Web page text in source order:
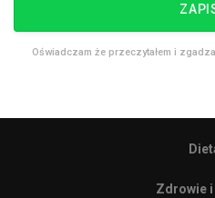
Oświadczam że przeczytałem i
Zdrowie